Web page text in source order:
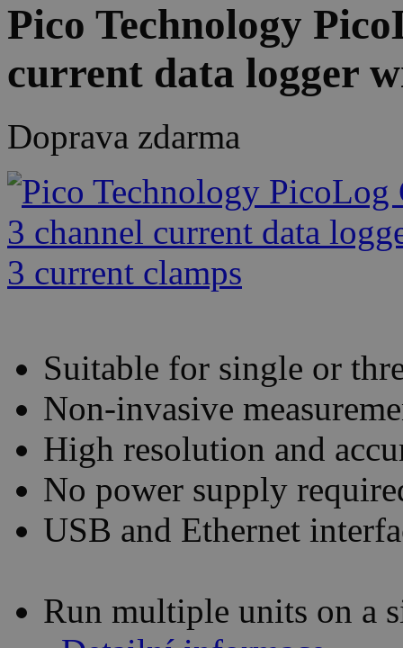
Pico Technology
current data logger
Doprava zdarma
Suitable for single or
Non-invasive
High resolution and
No power supply
USB and Ethernet
Run multiple units on a